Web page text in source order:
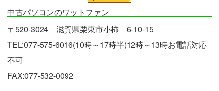
中古パソコンのワットファン
〒520-3024 滋賀県栗東市小柿 6-10-15
TEL:077-575-6016(10時～17時半)12時～13時お電話対応
不可
FAX:077-532-0092